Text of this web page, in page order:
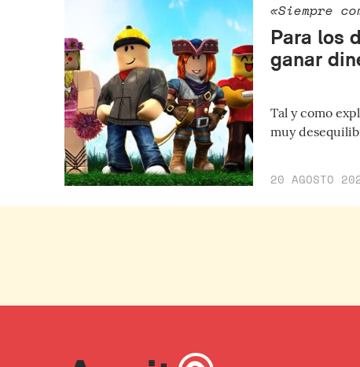
«Siempre
Para los
ganar
Tal y como
muy
20 AGOSTO